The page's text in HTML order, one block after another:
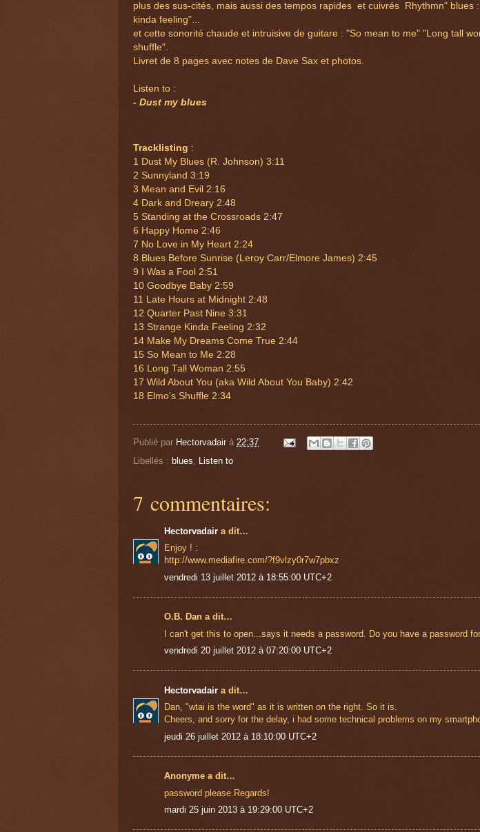
plus des sus-cités, mais aussi des tempos rapides et cuivrés Rhythmn" blues
kinda feeling"...
et cette sonorité chaude et intruisive de guitare : "So mean to me" "Long tall
shuffle".
Livret de 8 pages avec notes de Dave Sax et photos.
Listen to :
- Dust my blues
Tracklisting :
1 Dust My Blues (R. Johnson) 3:11
2 Sunnyland 3:19
3 Mean and Evil 2:16
4 Dark and Dreary 2:48
5 Standing at the Crossroads 2:47
6 Happy Home 2:46
7 No Love in My Heart 2:24
8 Blues Before Sunrise (Leroy Carr/Elmore James) 2:45
9 I Was a Fool 2:51
10 Goodbye Baby 2:59
11 Late Hours at Midnight 2:48
12 Quarter Past Nine 3:31
13 Strange Kinda Feeling 2:32
14 Make My Dreams Come True 2:44
15 So Mean to Me 2:28
16 Long Tall Woman 2:55
17 Wild About You (aka Wild About You Baby) 2:42
18 Elmo's Shuffle 2:34
Publié par Hectorvadair à 22:37
Libellés : blues Listen to
7 commentaires:
Hectorvadair a dit…
Enjoy ! :
http://www.mediafire.com/?f9vlzy0r7w7pbxz
vendredi 13 juillet 2012 à 18:55:00 UTC+2
O.B. Dan a dit…
I can't get this to open...says it needs a password. Do you have a password
vendredi 20 juillet 2012 à 07:20:00 UTC+2
Hectorvadair a dit…
Dan, "wtai is the word" as it is written on the right. So it is.
Cheers, and sorry for the delay, i had some technical problems on my
jeudi 26 juillet 2012 à 18:10:00 UTC+2
Anonyme a dit…
password please.Regards!
mardi 25 juin 2013 à 19:29:00 UTC+2